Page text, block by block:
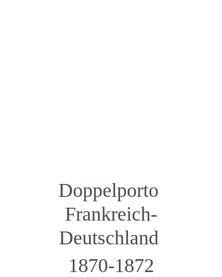
Doppelporto
Frankreich-
Deutschland
1870-1872